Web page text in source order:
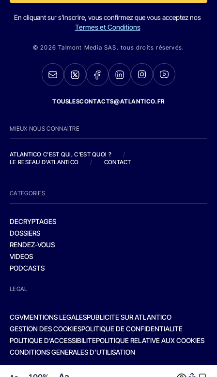
En cliquant sur s'inscrire, vous confirmez que vous acceptez nos
Termes et Conditions
© 2026 Talmont Media SAS. tous droits réservés.
TOUSLESCONTACTS@ATLANTICO.FR
MIEUX NOUS CONNAITRE
ATLANTICO C'EST QUI, C'EST QUOI ?
/
LE RESEAU D'ATLANTICO
/ CONTACT
CATEGORIES
DECRYPTAGES
DOSSIERS
RENDEZ-VOUS
VIDEOS
PODCASTS
LEGAL
CGVMENTIONS LEGALESPUBLICITE SUR ATLANTICO
GESTION DES COOKIESPOLITIQUE DE CONFIDENTIALITE
POLITIQUE D’ACCESSIBILITEPOLITIQUE RELATIVE AUX COOKIES
CONDITIONS GENERALES D’UTILISATION